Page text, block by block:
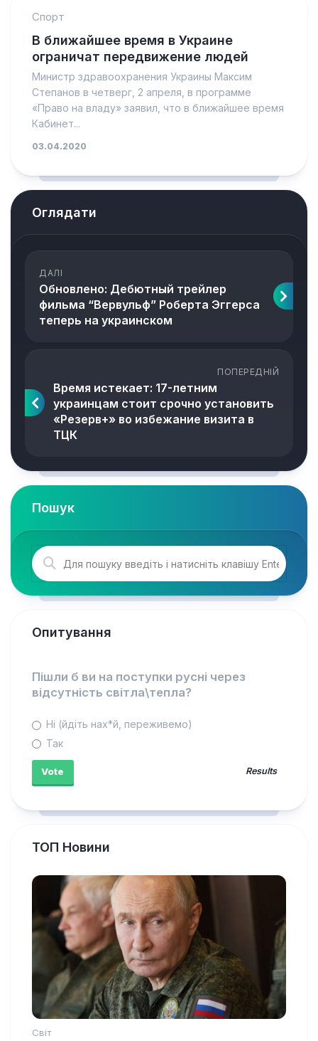
Спорт
В ближайшее время в Украине
ограничат передвижение людей
Министр здравоохранения Украины Максим
Степанов в четверг, 2 апреля, в программе
«Право на владу» заявил, что в ближайшее время
Кабинет...
03.04.2020
Оглядати
ДАЛІ
Обновлено: Дебютный трейлер
фильма “Вервульф” Роберта Эггерса
теперь на украинском
ПОПЕРЕДНІЙ
Время истекает: 17-летним
украинцам стоит срочно установить
«Резерв+» во избежание визита в
ТЦК
Пошук
Опитування
Пішли б ви на поступки русні через
відсутність світла\тепла?
Ні (йдіть нах*й, переживемо)
Так
Results
ТОП Новини
Світ